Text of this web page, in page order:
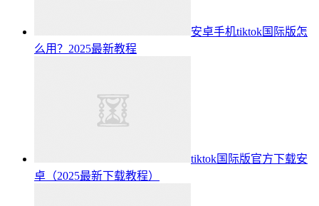
安卓手机tiktok国际版怎
么用？2025最新教程
tiktok国际版官方下载安
卓（2025最新下载教程）